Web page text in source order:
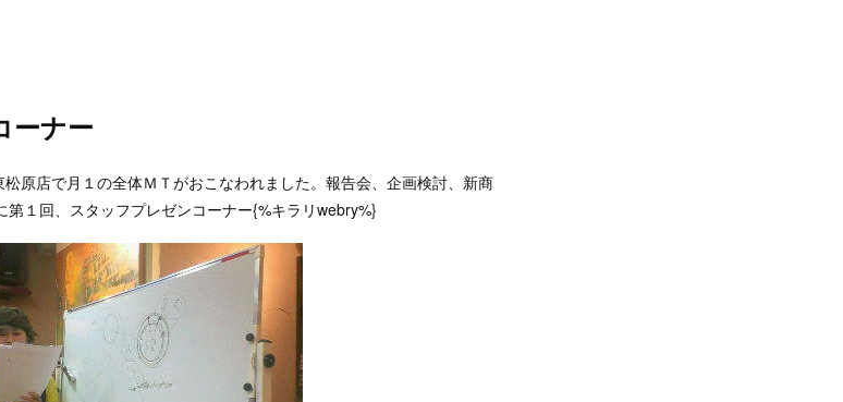
ーナー
原店で月１の全体ＭＴがおこなわれました。報告会、企画検討、新商
１回、スタッフプレゼンコーナー{%キラリwebry%}